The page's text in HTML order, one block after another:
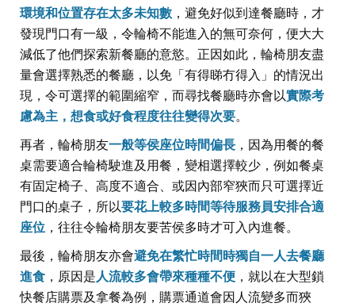
環境和位置存在太多未知數 ，避免好似到達餐廳時，才
發現門口有一級，令輪椅不能進入的無可奈何，便大大
減低了他們探索新餐廳的意慾。正因如此，輪椅朋友盡
量會選擇熟悉的餐廳，以免「有得睇冇得入」的情況出
現，令可選擇的範圍縮窄，而尋找餐廳時亦會以實際考
慮為主，想食或好食程度往往變得次要。
再者，輪椅朋友一般等侯座位時間偏長 ，因為用餐的餐
桌需要適合輪椅駛進及用餐，變相選擇較少，例如餐桌
有固定椅子、高度不適合、或因內部窄狹而只可選擇近
門口的桌子，所以要花上較多時間等待服務員安排合適
座位 ，往往令輪椅朋友要苦侯多時才可入內進餐。
最後，輪椅朋友亦會避免在繁忙時間時獨自一人去餐廳
進食 ，原因是 人流較多會帶來種種不便 ，就以在大型鎖
快餐店購票及拿餐為例，購票通道會因人流變多而狹